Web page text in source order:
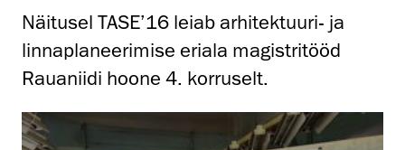
Näitusel TASE’16 leiab arhitektuuri- ja
linnaplaneerimise eriala magistritööd
Rauaniidi hoone 4. korruselt.